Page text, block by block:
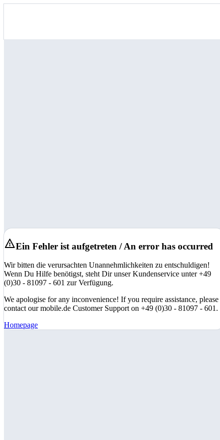
Ein Fehler ist aufgetreten / An error has occurred
Wir bitten die verursachten Unannehmlichkeiten zu entschuldigen!
Wenn Du Hilfe benötigst, steht Dir unser Kundenservice unter +49
(0)30 - 81097 - 601 zur Verfügung.
We apologise for any inconvenience! If you require assistance, please
contact our mobile.de Customer Support on +49 (0)30 - 81097 - 601.
Homepage